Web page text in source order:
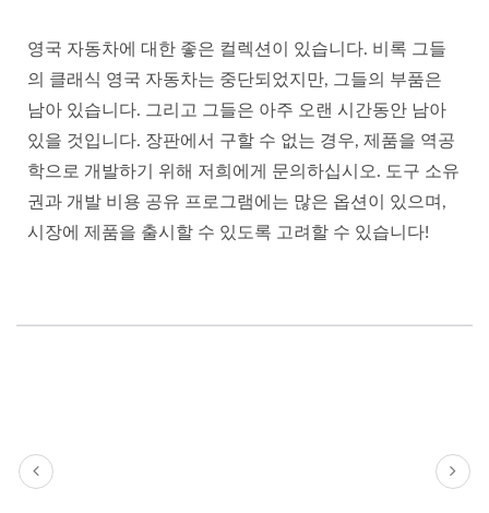
영국 자동차에 대한 좋은 컬렉션이 있습니다. 비록 그들
의 클래식 영국 자동차는 중단되었지만, 그들의 부품은
남아 있습니다. 그리고 그들은 아주 오랜 시간동안 남아
있을 것입니다. 장판에서 구할 수 없는 경우, 제품을 역공
학으로 개발하기 위해 저희에게 문의하십시오. 도구 소유
권과 개발 비용 공유 프로그램에는 많은 옵션이 있으며,
시장에 제품을 출시할 수 있도록 고려할 수 있습니다!